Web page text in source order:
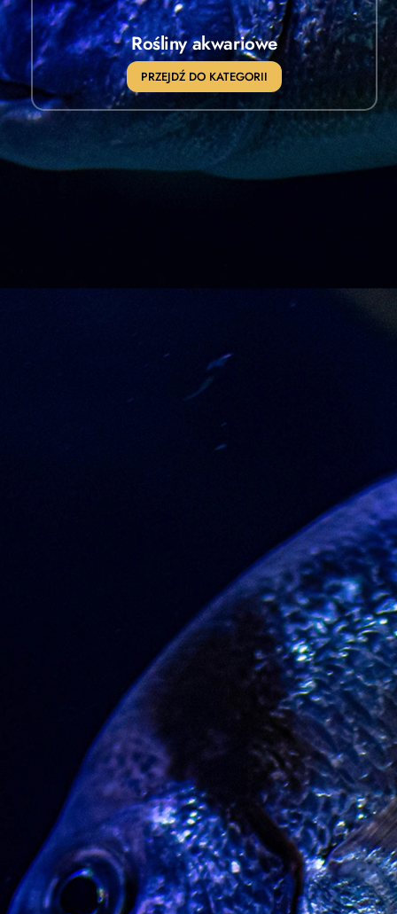
Rośliny akwariowe
PRZEJDŹ DO KATEGORII